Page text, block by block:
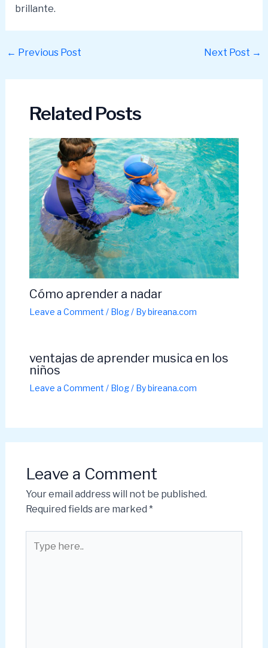
brillante.
Post
← Previous Post Next Post →
Related Posts
Cómo aprender a nadar
Leave a Comment / Blog/ Bybireana.com
ventajas de aprender musica en los
niños
Leave a Comment / Blog/ Bybireana.com
Leave a Comment
Your email address will not be published.
Required fields are marked *
here..